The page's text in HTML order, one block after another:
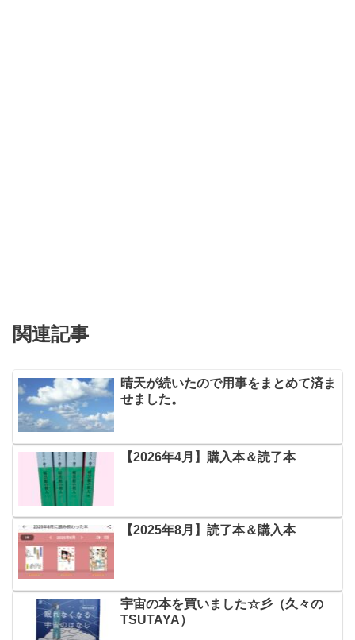
関連記事
晴天が続いたので用事をまとめて済ま
せました。
【2026年4月】購入本＆読了本
【2025年8月】読了本＆購入本
宇宙の本を買いました☆彡（久々の
TSUTAYA）